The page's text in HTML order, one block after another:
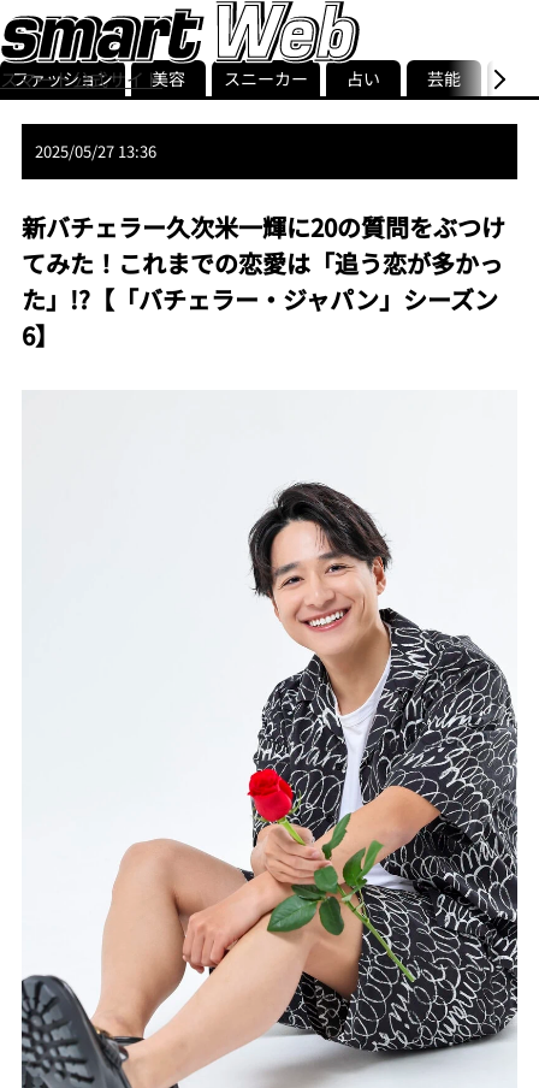
スマート公式サイト
smart最新号
記事一覧ランキング
ストリ
ファッション 美容 スニーカー 占い 芸能 グル
2025/05/27 13:36
新バチェラー久次米一輝に20の質問をぶつけ
てみた！これまでの恋愛は「追う恋が多かっ
た」!?【「バチェラー・ジャパン」シーズン
6】